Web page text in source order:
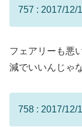
757 : 2017/12/
フェアリーも悪
減でいいんじゃ
758 : 2017/12/